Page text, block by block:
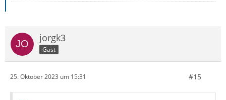
jorgk3
Gast
25. Oktober 2023 um 15:31 #15